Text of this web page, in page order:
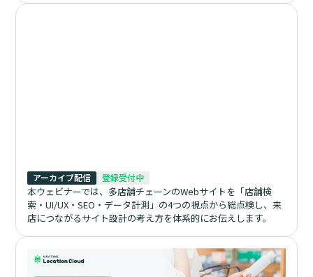
アーカイブ配信 登録受付中
本ウェビナーでは、多店舗チェーンのWebサイトを「店舗検
索・UI/UX・SEO・データ計測」の4つの視点から総点検し、来
店につながるサイト設計の考え方を体系的にお伝えします。